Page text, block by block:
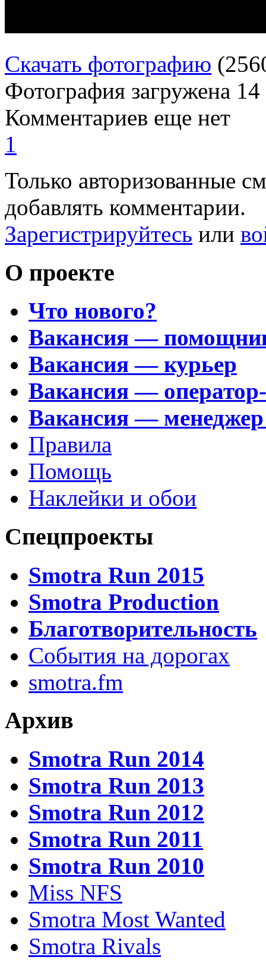
Скачать фотографию
Фотография загружена
Комментариев еще нет
1
Только авторизованные
добавлять комментарии.
Зарегистрируйтесь или
О проекте
Что нового?
Вакансия —
Вакансия — курьер
Вакансия —
Вакансия —
Правила
Помощь
Наклейки и обои
Спецпроекты
Smotra Run 2015
Smotra Production
Благотворительность
События на дорогах
smotra.fm
Архив
Smotra Run 2014
Smotra Run 2013
Smotra Run 2012
Smotra Run 2011
Smotra Run 2010
Miss NFS
Smotra Most Wanted
Smotra Rivals